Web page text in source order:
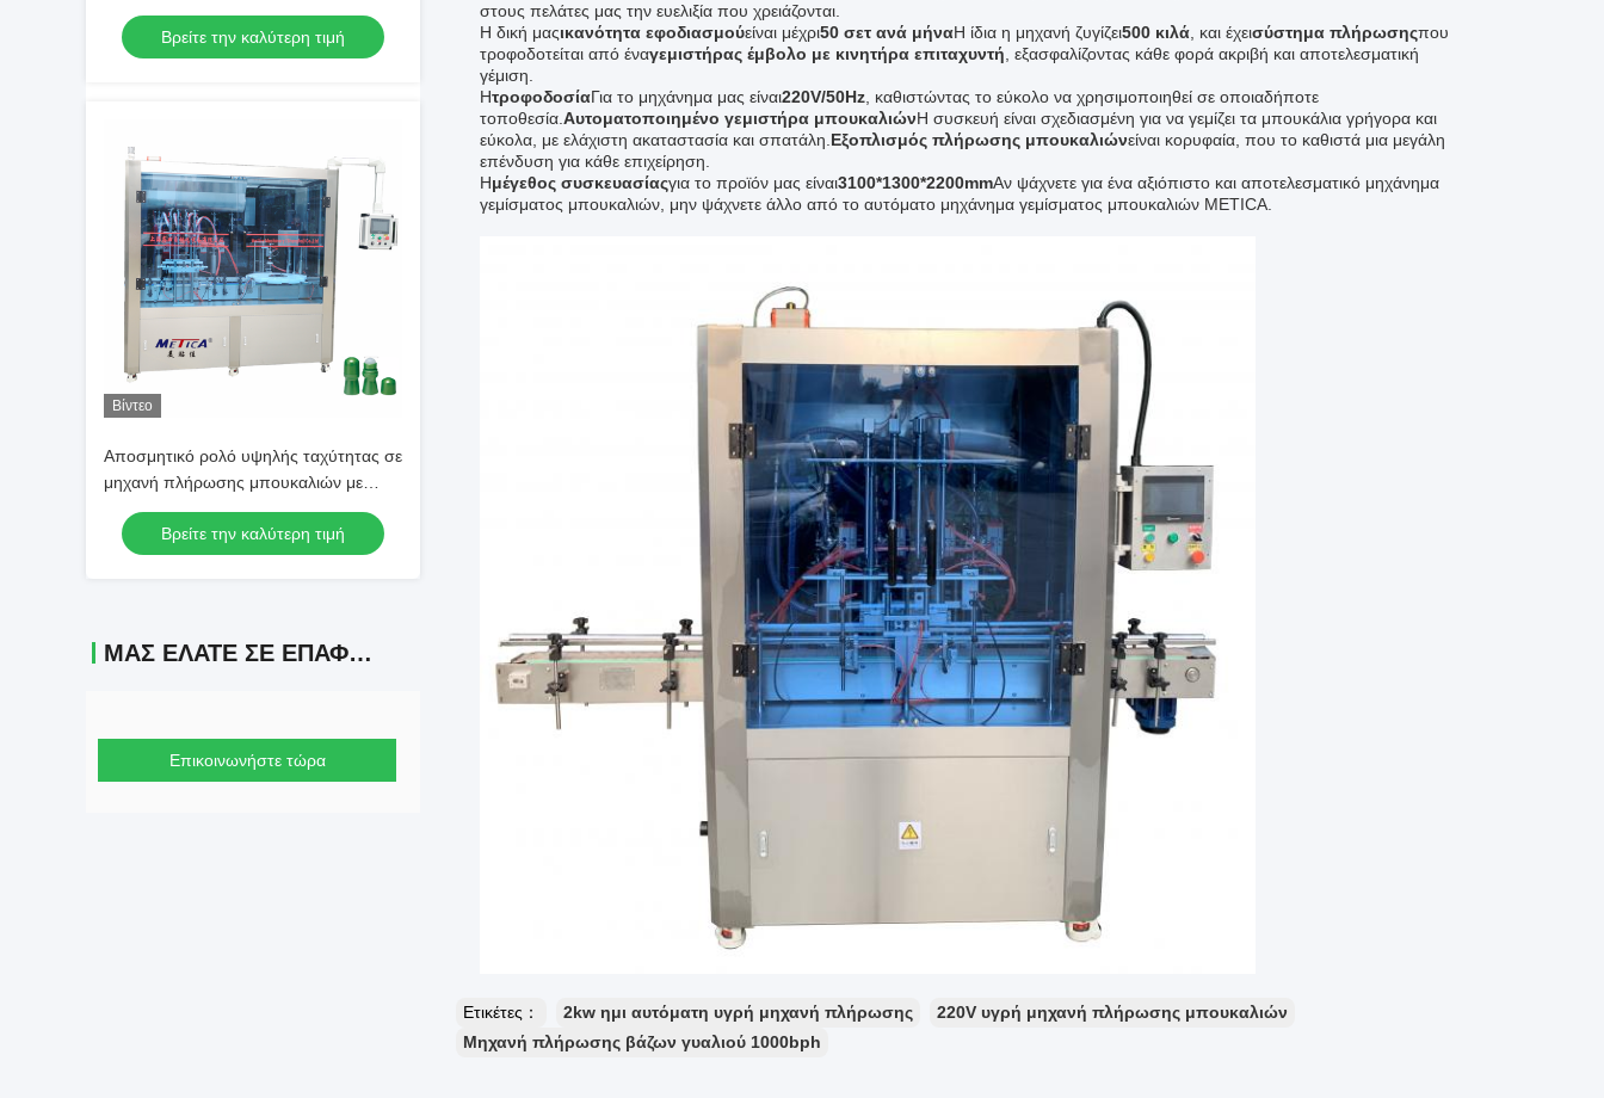
τη συμπλήρωση με σφαίρα, για την
επένδυση με καπάκι, για τα αιθέρια
έλαια
Βρείτε την καλύτερη τιμή
Βίντεο
Αποσμητικό ρολό υψηλής ταχύτητας σε
μηχανή πλήρωσης μπουκαλιών με
ρυθμιζόμενο όγκο για εξοπλισμό
πλήρωσης μπουκαλιών υγρού
Βρείτε την καλύτερη τιμή
ΜΑΣ ΕΛΆΤΕ ΣΕ ΕΠΑΦΉ ΜΕ
Επικοινωνήστε τώρα
στους πελάτες μας την ευελιξία που χρειάζονται.
Η δική μαςικανότητα εφοδιασμούείναι μέχρι50 σετ ανά μήναΗ ίδια η μηχανή ζυγίζει500 κιλά , και έχεισύστημα πλήρωσηςπου
τροφοδοτείται από έναγεμιστήρας έμβολο με κινητήρα επιταχυντή , εξασφαλίζοντας κάθε φορά ακριβή και αποτελεσματική
γέμιση.
ΗτροφοδοσίαΓια το μηχάνημα μας είναι220V/50Hz , καθιστώντας το εύκολο να χρησιμοποιηθεί σε οποιαδήποτε
τοποθεσία. Αυτοματοποιημένο γεμιστήρα μπουκαλιώνΗ συσκευή είναι σχεδιασμένη για να γεμίζει τα μπουκάλια γρήγορα και
εύκολα, με ελάχιστη ακαταστασία και σπατάλη. Εξοπλισμός πλήρωσης μπουκαλιώνείναι κορυφαία, που το καθιστά μια μεγάλη
επένδυση για κάθε επιχείρηση.
Ημέγεθος συσκευασίαςγια το προϊόν μας είναι3100*1300*2200mmΑν ψάχνετε για ένα αξιόπιστο και αποτελεσματικό μηχάνημα
γεμίσματος μπουκαλιών, μην ψάχνετε άλλο από το αυτόματο μηχάνημα γεμίσματος μπουκαλιών METICA.
Ετικέτες： 2kw ημι αυτόματη υγρή μηχανή πλήρωσης
220V υγρή μηχανή πλήρωσης μπουκαλιών
Μηχανή πλήρωσης βάζων γυαλιού 1000bph